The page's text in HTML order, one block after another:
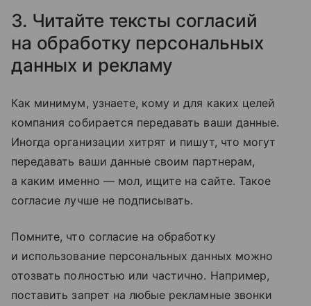
3. Читайте тексты согласий
на обработку персональных
данных и рекламу
Как минимум, узнаете, кому и для каких целей
компания собирается передавать ваши данные.
Иногда организации хитрят и пишут, что могут
передавать ваши данные своим партнерам,
а каким именно — мол, ищите на сайте. Такое
согласие лучше не подписывать.
Помните, что согласие на обработку
и использование персональных данных можно
отозвать полностью или частично. Например,
поставить запрет на любые рекламные звонки